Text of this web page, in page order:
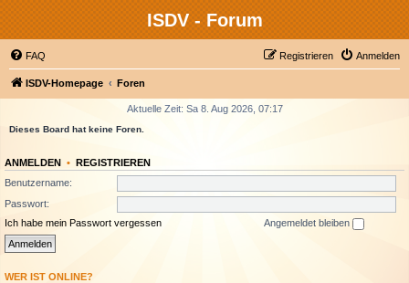
ISDV - Forum
FAQ Anmelden
Registrieren
ISDV-Homepage Foren
Aktuelle Zeit: Sa 8. Aug 2026, 07:17
Dieses Board hat keine Foren.
ANMELDEN • REGISTRIEREN
Benutzername:
Passwort:
Ich habe mein Passwort vergessen
Angemeldet bleiben
WER IST ONLINE?